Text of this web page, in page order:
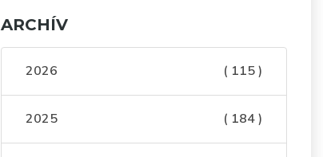
ARCHÍV
2026 ( 115 )
2025 ( 184 )